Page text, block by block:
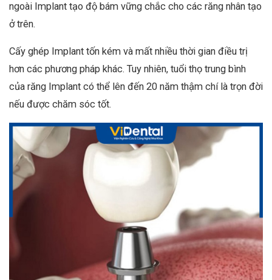
ngoài Implant tạo độ bám vững chắc cho các răng nhân tạo
ở trên.
Cấy ghép Implant tốn kém và mất nhiều thời gian điều trị
hơn các phương pháp khác. Tuy nhiên, tuổi thọ trung bình
của răng Implant có thể lên đến 20 năm thậm chí là trọn đời
nếu được chăm sóc tốt.